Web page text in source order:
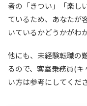
者の「きつい」「楽し
ているため、あなたが
いているかどうかがわ
他にも、未経験転職の
るので、客室乗務員(
い方は参考にしてくだ